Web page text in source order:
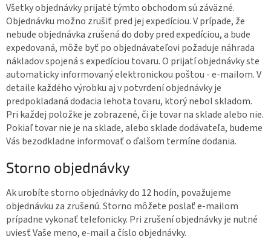
Všetky objednávky prijaté týmto obchodom sú záväzné.
Objednávku možno zrušiť pred jej expedíciou. V prípade, že
nebude objednávka zrušená do doby pred expedíciou, a bude
expedovaná, môže byť po objednávateľovi požaduje náhrada
nákladov spojená s expedíciou tovaru. O prijatí objednávky ste
automaticky informovaný elektronickou poštou - e-mailom. V
detaile každého výrobku aj v potvrdení objednávky je
predpokladaná dodacia lehota tovaru, ktorý nebol skladom.
Pri každej položke je zobrazené, či je tovar na sklade alebo nie.
Pokiaľ tovar nie je na sklade, alebo sklade dodávateľa, budeme
Vás bezodkladne informovať o ďalšom termíne dodania.
Storno objednávky
Ak urobíte storno objednávky do 12 hodín, považujeme
objednávku za zrušenú. Storno môžete poslať e-mailom
prípadne vykonať telefonicky. Pri zrušení objednávky je nutné
uviesť Vaše meno, e-mail a číslo objednávky.